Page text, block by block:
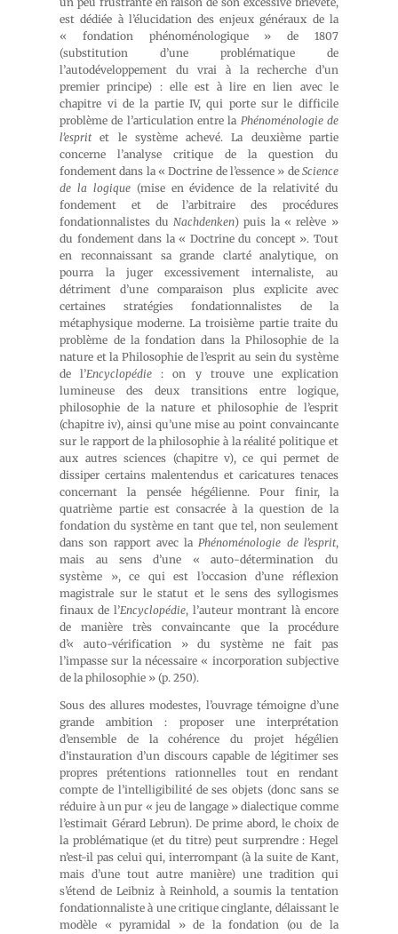
est dédiée à l’élucidation des enjeux généraux de la
« fondation phénoménologique » de 1807
(substitution d’une problématique de
l’autodéveloppement du vrai à la recherche d’un
premier principe) : elle est à lire en lien avec le
chapitre vi de la partie IV, qui porte sur le difficile
problème de l’articulation entre la Phénoménologie de
l’esprit et le système achevé. La deuxième partie
concerne l’analyse critique de la question du
fondement dans la « Doctrine de l’essence » de Science
de la logique(mise en évidence de la relativité du
fondement et de l’arbitraire des procédures
fondationnalistes du Nachdenken) puis la « relève »
du fondement dans la « Doctrine du concept ». Tout
en reconnaissant sa grande clarté analytique, on
pourra la juger excessivement internaliste, au
détriment d’une comparaison plus explicite avec
certaines stratégies fondationnalistes de la
métaphysique moderne. La troisième partie traite du
problème de la fondation dans la Philosophie de la
nature et la Philosophie de l’esprit au sein du système
de l’Encyclopédie : on y trouve une explication
lumineuse des deux transitions entre logique,
philosophie de la nature et philosophie de l’esprit
(chapitre iv), ainsi qu’une mise au point convaincante
sur le rapport de la philosophie à la réalité politique et
aux autres sciences (chapitre v), ce qui permet de
dissiper certains malentendus et caricatures tenaces
concernant la pensée hégélienne. Pour finir, la
quatrième partie est consacrée à la question de la
fondation du système en tant que tel, non seulement
dans son rapport avec laPhénoménologie de l’esprit,
mais au sens d’une « auto-détermination du
système », ce qui est l’occasion d’une réflexion
magistrale sur le statut et le sens des syllogismes
finaux de l’Encyclopédie, l’auteur montrant là encore
de manière très convaincante que la procédure
d’« auto-vérification » du système ne fait pas
l’impasse sur la nécessaire « incorporation subjective
de la philosophie » (p. 250).
Sous des allures modestes, l’ouvrage témoigne d’une
grande ambition : proposer une interprétation
d’ensemble de la cohérence du projet hégélien
d’instauration d’un discours capable de légitimer ses
propres prétentions rationnelles tout en rendant
compte de l’intelligibilité de ses objets (donc sans se
réduire à un pur « jeu de langage » dialectique comme
l’estimait Gérard Lebrun). De prime abord, le choix de
la problématique (et du titre) peut surprendre : Hegel
n’est-il pas celui qui, interrompant (à la suite de Kant,
mais d’une tout autre manière) une tradition qui
s’étend de Leibniz à Reinhold, a soumis la tentation
fondationnaliste à une critique cinglante, délaissant le
modèle « pyramidal » de la fondation (ou de la